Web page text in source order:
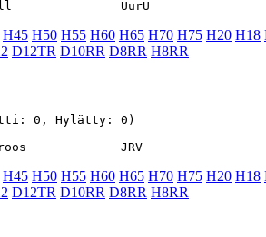
H45 H50 H55 H60 H65 H70 H75 H20 H18
D12TR D10RR D8RR H8RR
0, Hylätty: 0)
H45 H50 H55 H60 H65 H70 H75 H20 H18
D12TR D10RR D8RR H8RR